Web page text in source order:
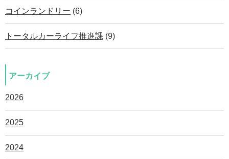
コインランドリー (6)
トータルカーライフ推進課 (9)
アーカイブ
2026
2025
2024